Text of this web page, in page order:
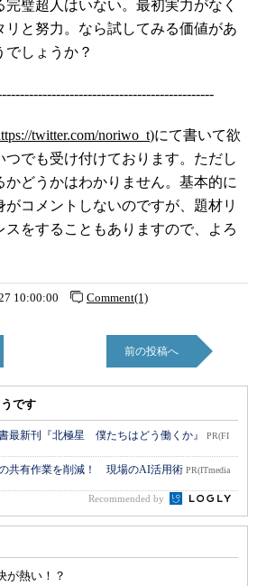
璧超人はいない。最初実力がなく
リと努力。なら試してみる価値があ
でしょうか？
twitter.com/noriwo_t)にて書いて欲
つでも受け付けております。ただし
かどうかはわかりません。基本的に
がコメントしないのですが、題材リ
スをすることもありますので、よろ
10:00:00 Comment(1)
前の投稿へ
です
最新刊『北極星 僕たちはどう働くか』
PR(FI
共有作業を削減！ 現場のAI活用術 PR(ITmedia
Recommended by
が熱い！？